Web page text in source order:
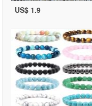
US$ 1.9